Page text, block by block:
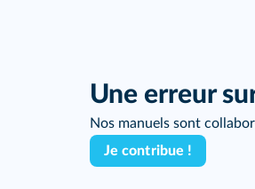
Une erreur
Nos manuels sont
Je contribue !